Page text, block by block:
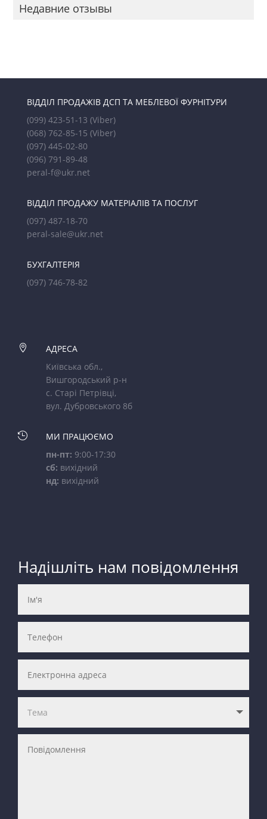
Недавние отзывы
ВІДДІЛ ПРОДАЖІВ ДСП ТА МЕБЛЕВОЇ ФУРНІТУРИ
(099) 423-51-13 (Viber)
(068) 762-85-15 (Viber)
(097) 445-02-80
(096) 791-89-48
peral-f@ukr.net
ВІДДІЛ ПРОДАЖУ МАТЕРІАЛІВ ТА ПОСЛУГ
(097) 487-18-70
peral-sale@ukr.net
БУХГАЛТЕРІЯ
(097) 746-78-82

АДРЕСА
Київська обл.,
Вишгородський р-н
с. Старі Петрівці,
вул. Дубровського 8б

МИ ПРАЦЮЄМО
пн-пт: 9:00-17:30
сб: вихідний
нд: вихідний
Надішліть нам повідомлення